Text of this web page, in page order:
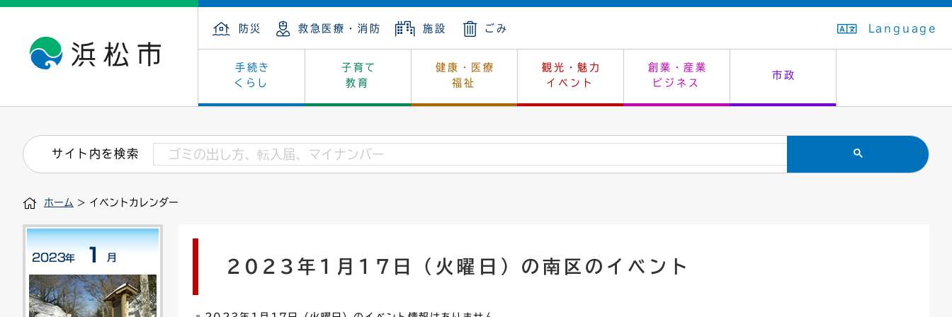
防災 救急医療・消防 施設 ごみ Language
手続き
くらし
子育て
教育
健康・医療
福祉
観光・魅力
イベント
創業・産業
ビジネス
市政
戸籍・住民の手続き 保険・年金 上下水道 生活排水
住まい・建築 墓地・斎場 消費生活 市民安全
税金
道路・交通・河川
印鑑登録証明書 戸籍謄本・抄本 住所変更
道路台帳
子育て・青少年・若者 教育 生涯学習 教育委員会
看護専門学校 学級閉鎖 幼稚園一覧 入学式・卒業式
小学校一覧
健康・医療 福祉 休日当番医 救急・夜間診療
介護保険 保健所 感染症
文化・芸術 文化財 レジャー・スポーツ 施設予約（まつぼっくり）
浜松・浜名湖だいすきネット はじめよう、ハマライフ はたちの集い
産業振興 カーボンニュートラル 土地 指定管理者制度
発注情報(入札・契約) 福祉・介護 環境対策 公共事業の技術監理
募集
市の概要 庁舎案内 市長の部屋 議会
外郭団体 統計 選挙 オープンデータ
職員採用
行政区
会議 情報公開・個人情報 監査
附属機関
サイト内を検索
ホーム > イベントカレンダー
2023年1月17日（火曜日）の南区のイベント